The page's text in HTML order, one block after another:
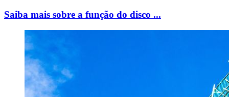
Saiba mais sobre a função do disco ...